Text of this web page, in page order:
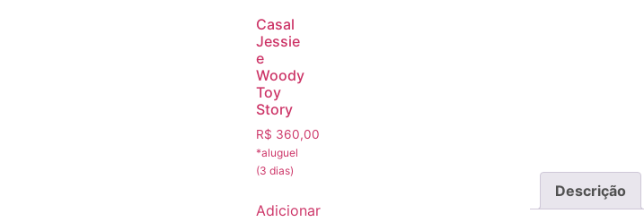
Casal
Jessie
e
Woody
Toy
Story
R$ 360,00
Adicionar
Descrição